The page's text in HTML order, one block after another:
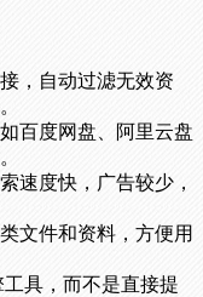
，自动过滤无效资
百度网盘、阿里云盘
速度快，广告较少，
文件和资料，方便用
具，而不是直接提